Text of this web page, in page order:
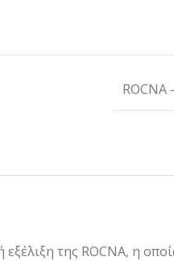
ROCNA
εξέλιξη της ROCNA, η